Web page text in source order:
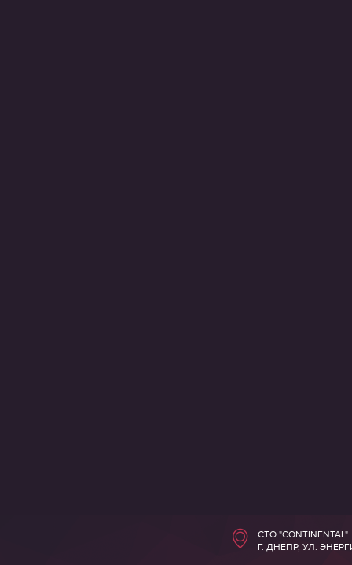
СТО "CONTINENTAL"
Г. ДНЕПР, УЛ.